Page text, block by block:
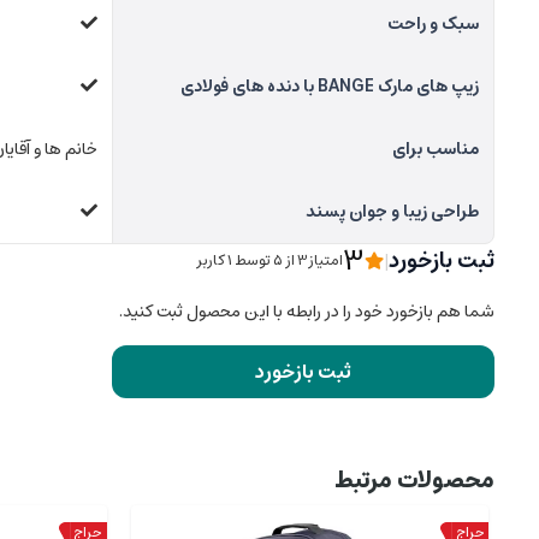
سبک و راحت
زیپ های مارک BANGE با دنده های فولادی
مناسب برای خانم ها و
طراحی زیبا و جوان پسند
ثبت بازخورد|
3امتیاز3 از ۵ توسط 1 کاربر
شما هم بازخورد خود را در رابطه با این محصول ثبت کنید.
ثبت بازخورد
محصولات مرتبط